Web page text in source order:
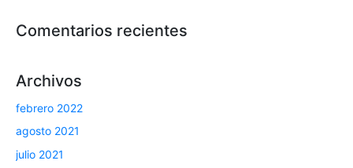
Comentarios recientes
Archivos
febrero 2022
agosto 2021
julio 2021